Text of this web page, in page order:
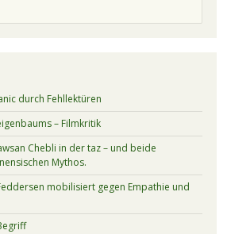
durch Fehllektüren
– Filmkritik
Chebli in der taz – und beide
Mythos.
mobilisiert gegen Empathie und